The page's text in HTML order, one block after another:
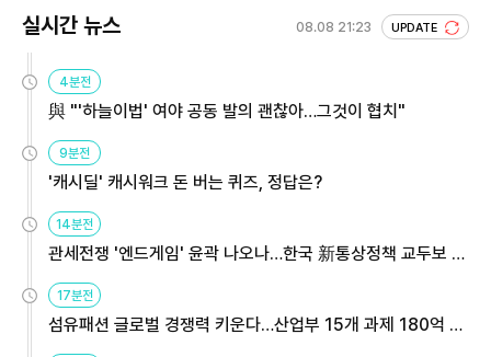
실시간 뉴스 08.08 21:23 UPDATE
4분전
與 "'하늘이법' 여야 공동 발의 괜찮아…그것이 협치"
9분전
'캐시딜' 캐시워크 돈 버는 퀴즈, 정답은?
14분전
관세전쟁 '엔드게임' 윤곽 나오나…한국 新통상정책 교두보 활
17분전
섬유패션 글로벌 경쟁력 키운다…산업부 15개 과제 180억 지